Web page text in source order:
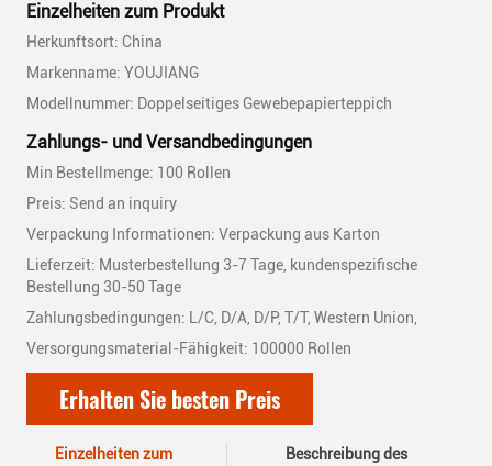
Einzelheiten zum Produkt
Herkunftsort: China
Markenname: YOUJIANG
Modellnummer: Doppelseitiges Gewebepapierteppich
Zahlungs- und Versandbedingungen
Min Bestellmenge: 100 Rollen
Preis: Send an inquiry
Verpackung Informationen: Verpackung aus Karton
Lieferzeit: Musterbestellung 3-7 Tage, kundenspezifische
Bestellung 30-50 Tage
Zahlungsbedingungen: L/C, D/A, D/P, T/T, Western Union,
Versorgungsmaterial-Fähigkeit: 100000 Rollen
Erhalten Sie besten Preis
Einzelheiten zum
Beschreibung des